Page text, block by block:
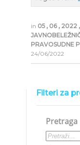
in 05 , 06 , 2022 ,
PRAVOSUDNE
24/06/2022
Filteri za
Pretraga